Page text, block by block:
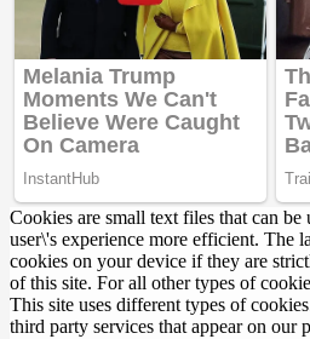
Cookies are small text files that can be
user\'s experience more efficient. The
cookies on your device if they are
of this site. For all other types of
This site uses different types of
third party services that appear on our